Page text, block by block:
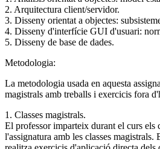
2. Arquitectura client/servidor.
3. Disseny orientat a objectes:
4. Disseny d'interfície GUI d'usuari:
5. Disseny de base de dades.
Metodologia:
La metodologia usada en aquesta
magistrals amb treballs i exercicis fora
1. Classes magistrals.
El professor imparteix durant el curs els
l'assignatura amb les classes magistrals.